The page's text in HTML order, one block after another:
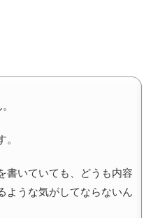
。
書いていても、どうも内容
ような気がしてならないん